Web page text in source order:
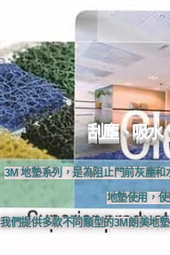
刮塵、吸水
3M 地墊系列，是為阻止門前灰塵
地墊使用，
我們提供多款不同類型的3M朗美地